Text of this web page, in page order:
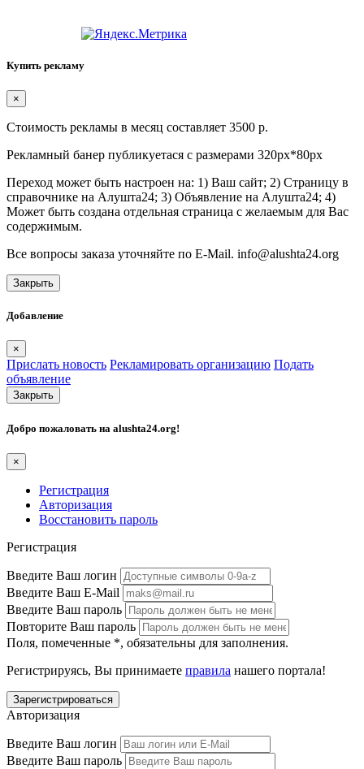
Купить рекламу
×
Стоимость рекламы в месяц составляет 3500 р.
Рекламный банер публикуетася с размерами 320px*80px
Переход может быть настроен на: 1) Ваш сайт; 2) Страницу в
справочнике на Алушта24; 3) Объявление на Алушта24; 4)
Может быть создана отдельная страница с желаемым для Вас
содержимым.
Все вопросы заказа уточняйте по E-Mail. info@alushta24.org
Закрыть
Добавление
×
Прислать новость Рекламировать организацию Подать
объявление
Закрыть
Добро пожаловать на alushta24.org!
×
Регистрация
Авторизация
Восстановить пароль
Регистрация
Введите Ваш логин
Введите Ваш E-Mail
Введите Ваш пароль
Повторите Ваш пароль
Поля, помеченные *, обязательны для заполнения.
Регистрируясь, Вы принимаете правила нашего портала!
Авторизация
Введите Ваш логин
Введите Ваш пароль